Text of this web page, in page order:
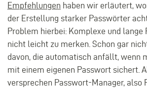
Empfehlungen haben wir erläutert,
der Erstellung starker Passwörter
Problem hierbei: Komplexe und lange
nicht leicht zu merken. Schon gar
davon, die automatisch anfällt, wenn
mit einem eigenen Passwort sichert.
versprechen Passwort-Manager, also